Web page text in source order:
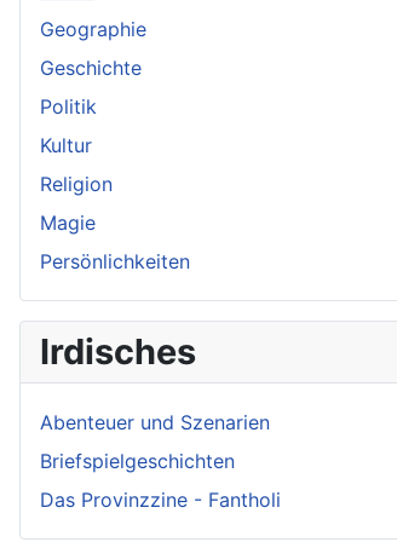
Geographie
Geschichte
Politik
Kultur
Religion
Magie
Persönlichkeiten
Irdisches
Abenteuer und Szenarien
Briefspielgeschichten
Das Provinzzine - Fantholi